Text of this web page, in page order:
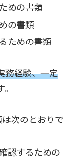
めの書類
の書類
ための書類
務経験、一定
次のとおりで
認するための